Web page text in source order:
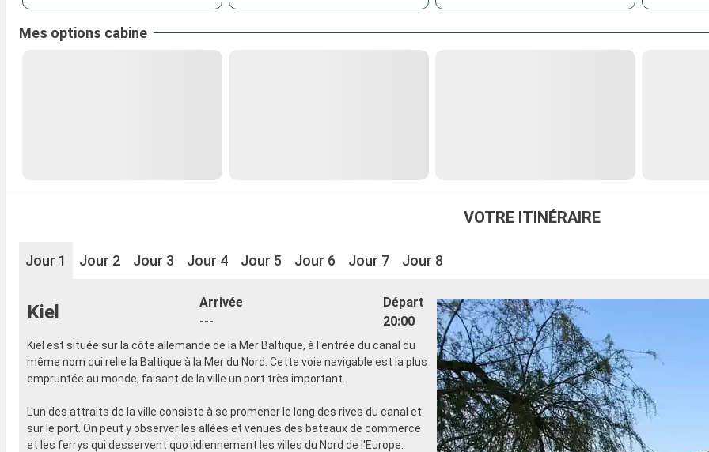
Mes options cabine
VOTRE ITINÉRAIRE
Jour 1 Jour 2 Jour 3 Jour 4 Jour 5 Jour 6 Jour 7 Jour 8
Kiel
Arrivée
---
Départ
20:00
Kiel est située sur la côte allemande de la Mer Baltique, à l'entrée du canal du
même nom qui relie la Baltique à la Mer du Nord. Cette voie navigable est la plus
empruntée au monde, faisant de la ville un port très important.
L'un des attraits de la ville consiste à se promener le long des rives du canal et
sur le port. On peut y observer les allées et venues des bateaux de commerce
et les ferrys qui desservent quotidiennement les villes du Nord de l'Europe.